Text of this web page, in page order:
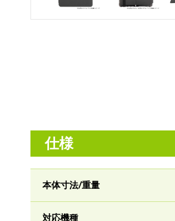
仕様
本体寸法/重量
対応機種